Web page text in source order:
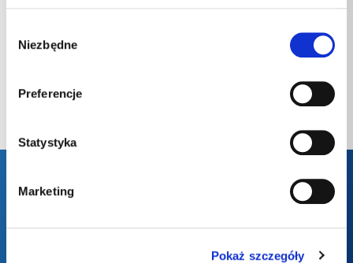
zgody
Niezbędne
Preferencje
Statystyka
Marketing
Pokaż szczegóły
Formularz Kontaktowy